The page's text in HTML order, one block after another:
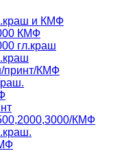
и КМФ
КМФ
гл.краш
принт/КМФ
КМФ